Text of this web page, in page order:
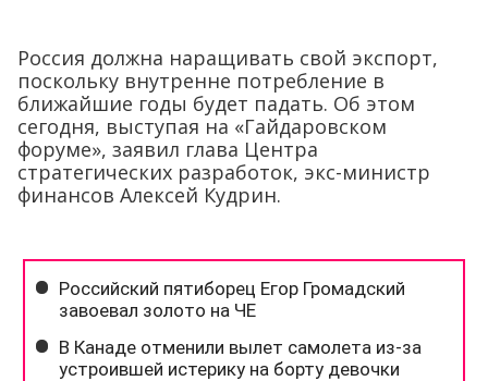
Россия должна наращивать свой экспорт,
поскольку внутренне потребление в
ближайшие годы будет падать. Об этом
сегодня, выступая на «Гайдаровском
форуме», заявил глава Центра
стратегических разработок, экс-министр
финансов Алексей Кудрин.